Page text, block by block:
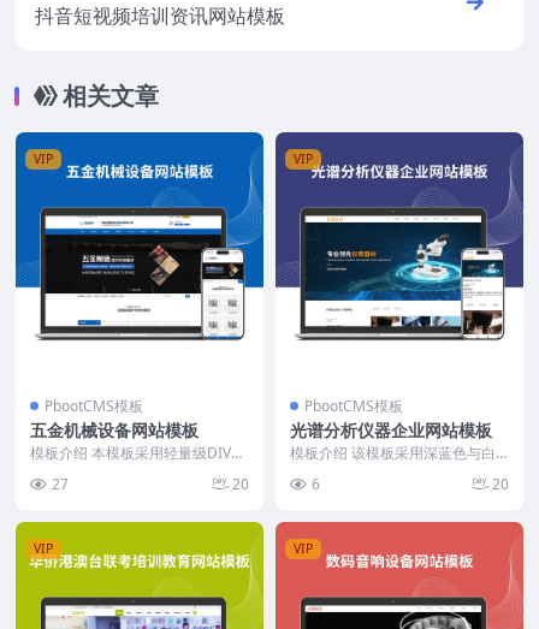
抖音短视频培训资讯网站模板
相关文章
VIP
PbootCMS模板
五金机械设备网站模板
模板介绍 本模板采用轻量级DIV+C
SS手工编写，专注五金机械类企业
展示需求。结...
27 20
VIP
PbootCMS模板
光谱分析仪器企业网站模板
模板介绍 该模板采用深蓝色与白
色为主色调，整体风格偏向工业与
科技感。首页布局以全...
6 20
VIP VIP